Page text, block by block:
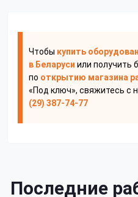
Чтобы купить
в Беларуси или получить
по открытию магазина
«Под ключ», свяжитесь с
(29) 387-74-77
Последние